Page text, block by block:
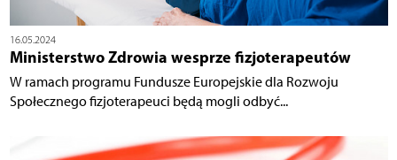
16.05.2024
Ministerstwo Zdrowia wesprze fizjoterapeutów
W ramach programu Fundusze Europejskie dla Rozwoju
Społecznego fizjoterapeuci będą mogli odbyć...